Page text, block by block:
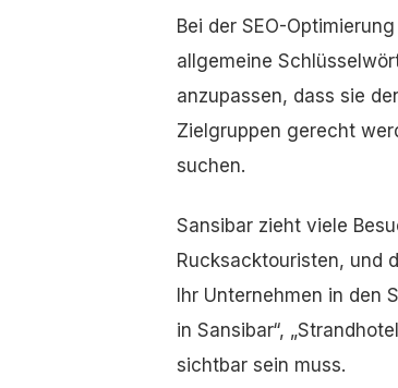
Bei der SEO-
allgemeine
anzupassen, dass sie
Zielgruppen gerecht
suchen.
Sansibar zieht viele
Rucksacktouristen, und
Ihr Unternehmen in den
in Sansibar“,
sichtbar sein muss.